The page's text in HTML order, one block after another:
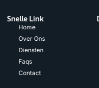
Snelle Link
Home
Over Ons
Diensten
Faqs
Contact